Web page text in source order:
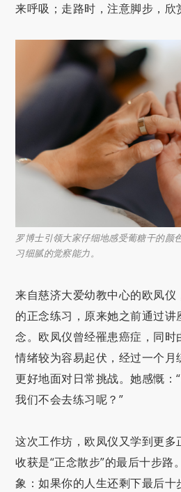
来呼吸；走路时，注意脚步，欣
罗博士引领大家仔细地感受葡糖干的颜
习细腻的觉察能力。
来自慈济大爱幼教中心的欧凤仪
的正念练习，原来她之前通过
念。欧凤仪曾经罹患癌症，同时
情绪较为容易起伏，经过一个
更好地面对日常挑战。她感慨：
我们不会去练习呢？”
这次工作坊，欧凤仪又学到更多
收获是“正念散步”的最后十步路
象：如果你的人生还剩下最后十